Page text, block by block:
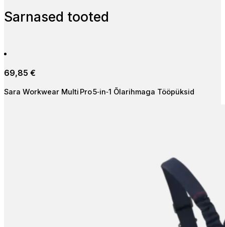
Sarnased tooted
69,85 €
Sara Workwear Multi Pro 5‑in‑1 Õlarihmaga Tööpüksid